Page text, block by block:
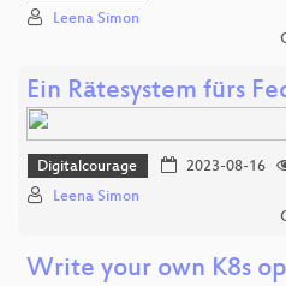
Leena Simon
Ein Rätesystem fürs
Digitalcourage 2023-08-16
Leena Simon
Write your own K8s